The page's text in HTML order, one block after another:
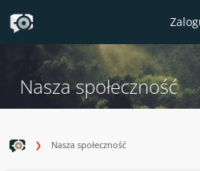
Nasza społeczność
Nasza społeczność